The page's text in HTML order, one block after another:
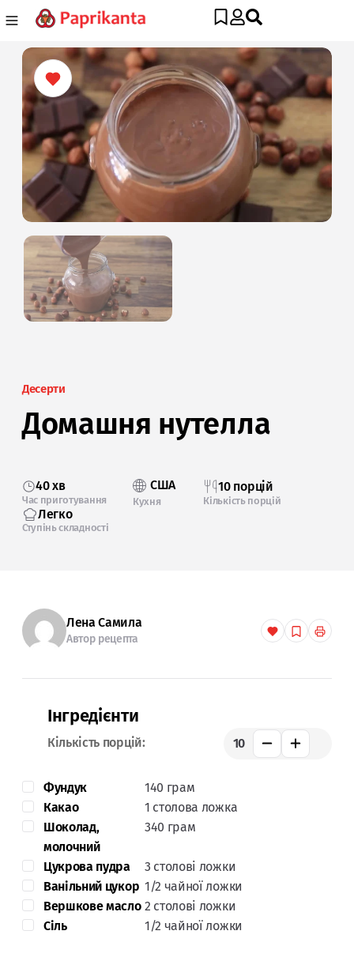
Десерти
Домашня нутелла
40 хв
Час приготування
США
Кухня
10 порцій
Кількість порцій
Легко
Ступінь складності
Лена Самила
Автор рецепта
Інгредієнти
Кількість порцій: 10
Фундук
140 грам
Какао
1 столова ложка
Шоколад,
молочний
340 грам
Цукрова пудра
3 столові ложки
Ванільний цукор 1/2 чайної ложки
Вершкове масло 2 столові ложки
Сіль
1/2 чайної ложки